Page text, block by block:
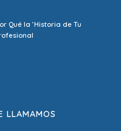
Qué la ‘Historia de Tu
LLAMAMOS